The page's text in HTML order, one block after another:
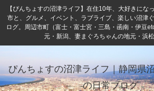
【ぴんちょすの沼津ライフ】在住10年、大好きにな
市と、グルメ、イベント、ラブライブ、楽しい沼津
ログ。周辺市町（富士・富士宮・三島・函南・伊豆
元・新潟、妻まぐろちゃんの地元・浜松
ぴんちょすの沼津ライフ｜静岡県
の日常ブログ